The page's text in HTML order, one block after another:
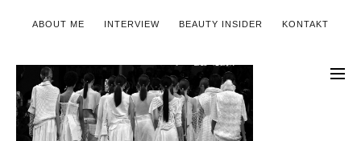
ABOUT ME INTERVIEW BEAUTY INSIDER KONTAKT